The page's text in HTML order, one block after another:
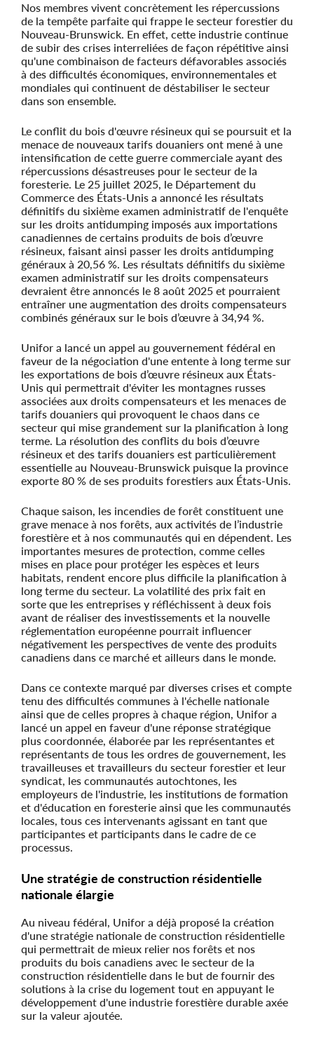
Nos membres vivent concrètement les répercussions
de la tempête parfaite qui frappe le secteur forestier du
Nouveau-Brunswick. En effet, cette industrie continue
de subir des crises interreliées de façon répétitive ainsi
qu'une combinaison de facteurs défavorables associés
à des difficultés économiques, environnementales et
mondiales qui continuent de déstabiliser le secteur
dans son ensemble.
Le conflit du bois d'œuvre résineux qui se poursuit et la
menace de nouveaux tarifs douaniers ont mené à une
intensification de cette guerre commerciale ayant des
répercussions désastreuses pour le secteur de la
foresterie. Le 25 juillet 2025, le Département du
Commerce des États-Unis a annoncé les résultats
définitifs du sixième examen administratif de l'enquête
sur les droits antidumping imposés aux importations
canadiennes de certains produits de bois d’œuvre
résineux, faisant ainsi passer les droits antidumping
généraux à 20,56 %. Les résultats définitifs du sixième
examen administratif sur les droits compensateurs
devraient être annoncés le 8 août 2025 et pourraient
entraîner une augmentation des droits compensateurs
combinés généraux sur le bois d’œuvre à 34,94 %.
Unifor a lancé un appel au gouvernement fédéral en
faveur de la négociation d'une entente à long terme sur
les exportations de bois d’œuvre résineux aux États-
Unis qui permettrait d'éviter les montagnes russes
associées aux droits compensateurs et les menaces de
tarifs douaniers qui provoquent le chaos dans ce
secteur qui mise grandement sur la planification à long
terme. La résolution des conflits du bois d’œuvre
résineux et des tarifs douaniers est particulièrement
essentielle au Nouveau-Brunswick puisque la province
exporte 80 % de ses produits forestiers aux États-Unis.
Chaque saison, les incendies de forêt constituent une
grave menace à nos forêts, aux activités de l’industrie
forestière et à nos communautés qui en dépendent. Les
importantes mesures de protection, comme celles
mises en place pour protéger les espèces et leurs
habitats, rendent encore plus difficile la planification à
long terme du secteur. La volatilité des prix fait en
sorte que les entreprises y réfléchissent à deux fois
avant de réaliser des investissements et la nouvelle
réglementation européenne pourrait influencer
négativement les perspectives de vente des produits
canadiens dans ce marché et ailleurs dans le monde.
Dans ce contexte marqué par diverses crises et compte
tenu des difficultés communes à l'échelle nationale
ainsi que de celles propres à chaque région, Unifor a
lancé un appel en faveur d'une réponse stratégique
plus coordonnée, élaborée par les représentantes et
représentants de tous les ordres de gouvernement, les
travailleuses et travailleurs du secteur forestier et leur
syndicat, les communautés autochtones, les
employeurs de l'industrie, les institutions de formation
et d'éducation en foresterie ainsi que les communautés
locales, tous ces intervenants agissant en tant que
participantes et participants dans le cadre de ce
processus.
Une stratégie de construction résidentielle
nationale élargie
Au niveau fédéral, Unifor a déjà proposé la création
d'une stratégie nationale de construction résidentielle
qui permettrait de mieux relier nos forêts et nos
produits du bois canadiens avec le secteur de la
construction résidentielle dans le but de fournir des
solutions à la crise du logement tout en appuyant le
développement d'une industrie forestière durable axée
sur la valeur ajoutée.